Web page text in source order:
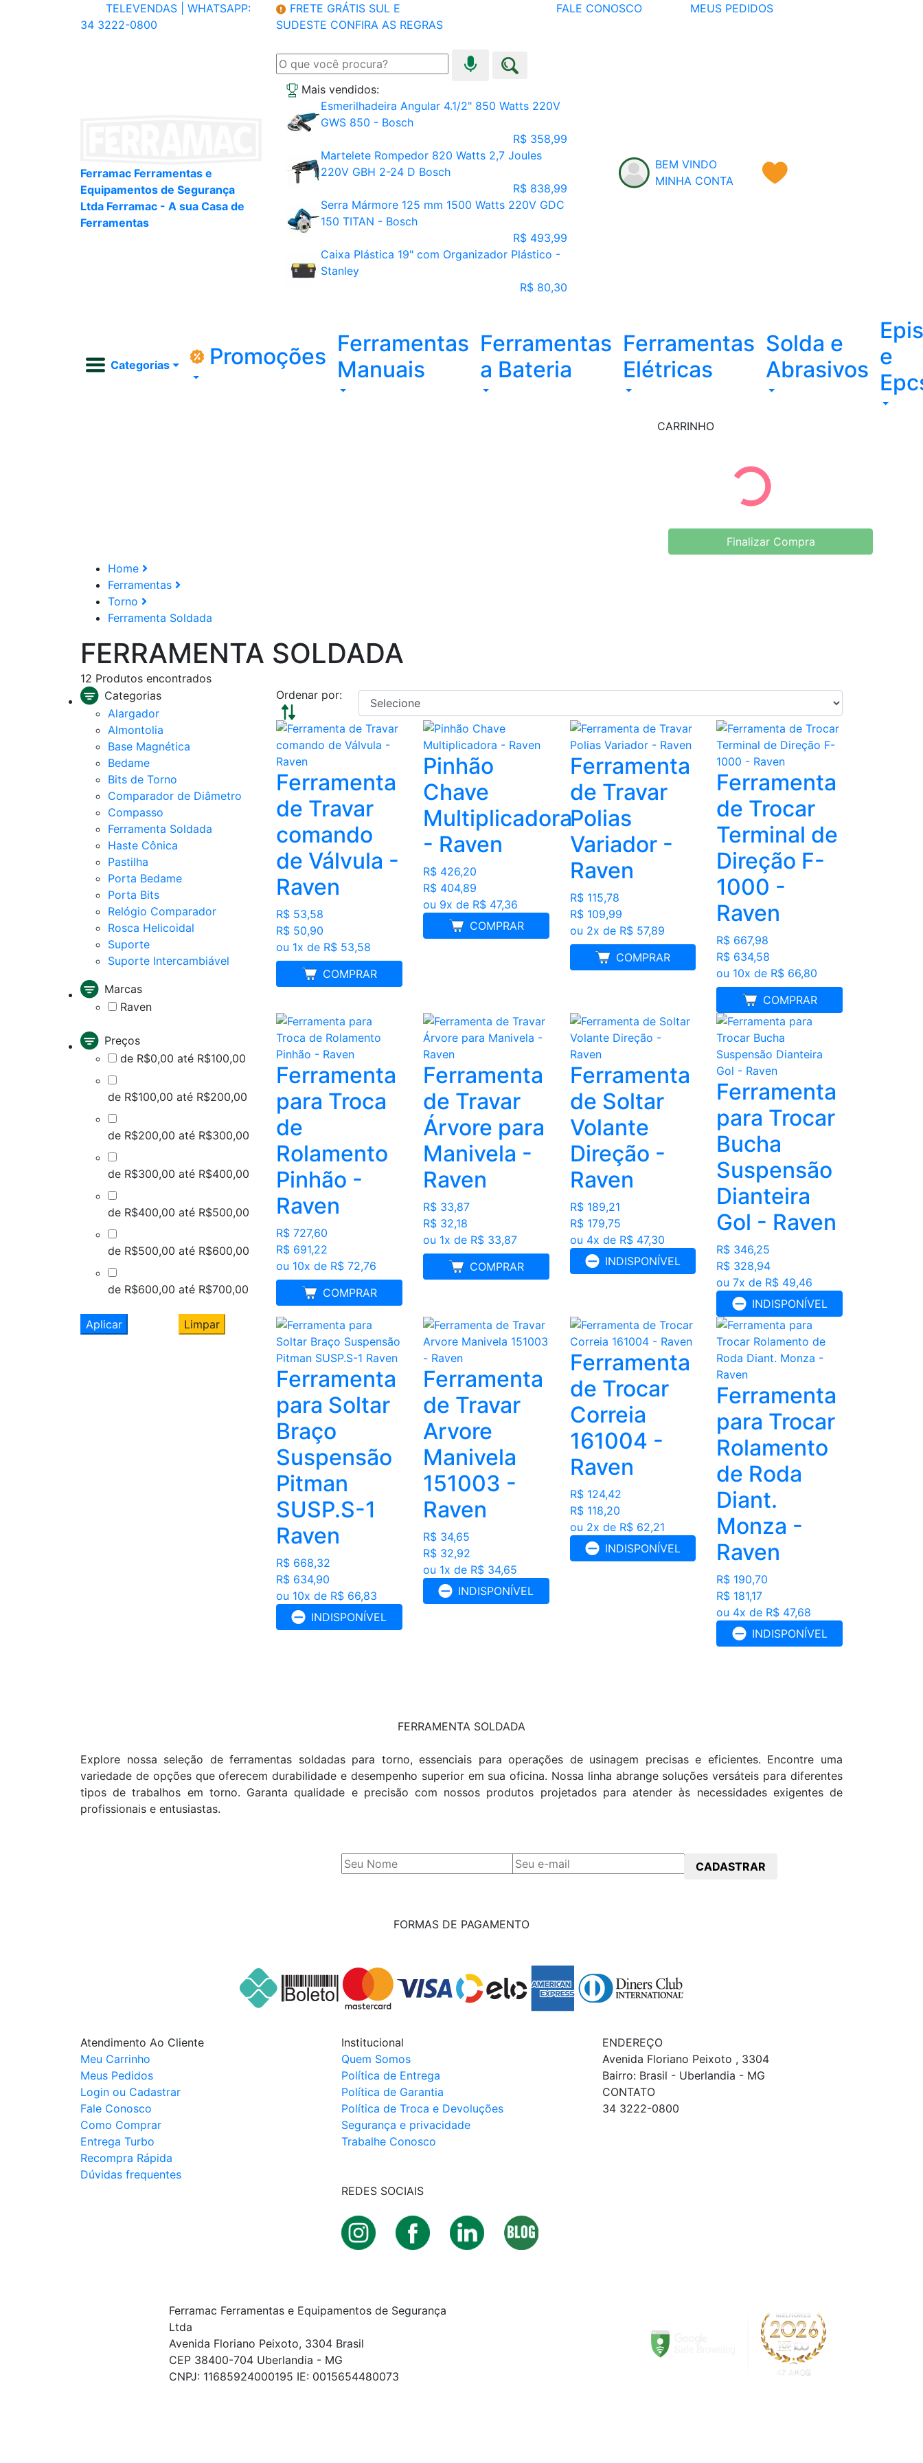
TELEVENDAS |
WHATSAPP:
34 3222-0800
FRETE GRÁTIS SUL E
SUDESTE CONFIRA AS REGRAS
FALE CONOSCO MEUS PEDIDOS
Ferramac Ferramentas e
Equipamentos de Segurança
Ltda Ferramac - A sua Casa de
Ferramentas
Mais vendidos:
Esmerilhadeira Angular 4.1/2" 850 Watts 220V
GWS 850 - Bosch
R$ 358,99
Martelete Rompedor 820 Watts 2,7 Joules
220V GBH 2-24 D Bosch
R$ 838,99
Serra Mármore 125 mm 1500 Watts 220V GDC
150 TITAN - Bosch
R$ 493,99
Caixa Plástica 19" com Organizador Plástico -
Stanley
R$ 80,30
BEM VINDO
MINHA CONTA
Categorias Promoções Ferramentas
Manuais
Ferramentas
a Bateria
Ferramentas
Elétricas
Solda e
Abrasivos
Epis
e
CARRINHO
Finalizar Compra
Home
Ferramentas
Torno
Ferramenta Soldada
FERRAMENTA SOLDADA
12 Produtos encontrados
Categorias
Alargador
Almontolia
Base Magnética
Bedame
Bits de Torno
Comparador de Diâmetro
Compasso
Ferramenta Soldada
Haste Cônica
Pastilha
Porta Bedame
Porta Bits
Relógio Comparador
Rosca Helicoidal
Suporte
Suporte Intercambiável
Marcas
Raven
Preços
de R$0,00 até R$100,00
de R$100,00 até R$200,00
de R$200,00 até R$300,00
de R$300,00 até R$400,00
de R$400,00 até R$500,00
de R$500,00 até R$600,00
de R$600,00 até R$700,00
Aplicar Limpar
Ordenar por:
Ferramenta
de Travar
comando
de Válvula -
Raven
R$ 53,58
R$ 50,90
ou 1x de R$ 53,58
COMPRAR
MELHOR PREÇO
Pinhão
Chave
Multiplicadora
- Raven
R$ 426,20
R$ 404,89
ou 9x de R$ 47,36
COMPRAR
Ferramenta
de Travar
Polias
Variador -
Raven
R$ 115,78
R$ 109,99
ou 2x de R$ 57,89
COMPRAR
MELHOR PREÇO
Ferramenta
de Trocar
Terminal de
Direção F-
1000 -
Raven
R$ 667,98
R$ 634,58
ou 10x de R$ 66,80
COMPRAR
MELHOR PREÇO
Ferramenta
para Troca
de
Rolamento
Pinhão -
Raven
R$ 727,60
R$ 691,22
ou 10x de R$ 72,76
COMPRAR
MELHOR PREÇO
Ferramenta
de Travar
Árvore para
Manivela -
Raven
R$ 33,87
R$ 32,18
ou 1x de R$ 33,87
COMPRAR
MELHOR PREÇO
Ferramenta
de Soltar
Volante
Direção -
Raven
R$ 189,21
R$ 179,75
ou 4x de R$ 47,30
INDISPONÍVEL
Ferramenta
para Trocar
Bucha
Suspensão
Dianteira
Gol - Raven
R$ 346,25
R$ 328,94
ou 7x de R$ 49,46
INDISPONÍVEL
Ferramenta
para Soltar
Braço
Suspensão
Pitman
SUSP.S-1
Raven
R$ 668,32
R$ 634,90
ou 10x de R$ 66,83
INDISPONÍVEL
Ferramenta
de Travar
Arvore
Manivela
151003 -
Raven
R$ 34,65
R$ 32,92
ou 1x de R$ 34,65
INDISPONÍVEL
Ferramenta
de Trocar
Correia
161004 -
Raven
R$ 124,42
R$ 118,20
ou 2x de R$ 62,21
INDISPONÍVEL
Ferramenta
para Trocar
Rolamento
de Roda
Diant.
Monza -
Raven
R$ 190,70
R$ 181,17
ou 4x de R$ 47,68
INDISPONÍVEL
FERRAMENTA SOLDADA
Explore nossa seleção de ferramentas soldadas para torno, essenciais para operações de usinagem precisas e eficientes. Encontre uma
variedade de opções que oferecem durabilidade e desempenho superior em sua oficina. Nossa linha abrange soluções versáteis para diferentes
tipos de trabalhos em torno. Garanta qualidade e precisão com nossos produtos projetados para atender às necessidades exigentes de
profissionais e entusiastas.
CADASTRAR
FORMAS DE PAGAMENTO
Atendimento Ao Cliente
Meu Carrinho
Meus Pedidos
Login ou Cadastrar
Fale Conosco
Como Comprar
Entrega Turbo
Recompra Rápida
Dúvidas frequentes
Institucional
Quem Somos
Política de Entrega
Política de Garantia
Política de Troca e Devoluções
Segurança e privacidade
Trabalhe Conosco
ENDEREÇO
Avenida Floriano Peixoto , 3304
Bairro: Brasil - Uberlandia - MG
CONTATO
34 3222-0800
REDES SOCIAIS
Ferramac Ferramentas e Equipamentos de Segurança
Ltda
Avenida Floriano Peixoto, 3304 Brasil
CEP 38400-704 Uberlandia - MG
CNPJ: 11685924000195 IE: 0015654480073